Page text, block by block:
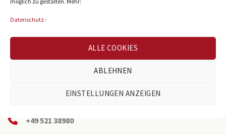
Datenschutz-
ALLE COOKIES
ABLEHNEN
EINSTELLUNGEN ANZEIGEN
Reichenberger Str. 39
+49 521 38980